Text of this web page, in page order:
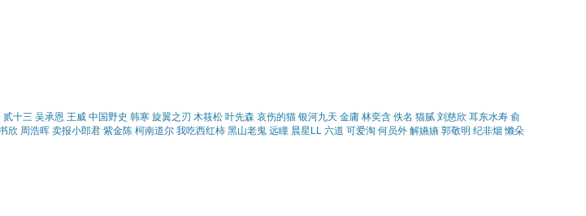
贰十三 吴承恩 王威 中国野史 韩寒 旋翼之刃 木筱松 叶先森 哀伤的猫 银河九天 金庸 林奕含 佚名 猫腻 刘慈欣 耳东水寿 俞
欣 周浩晖 卖报小郎君 紫金陈 柯南道尔 我吃西红柿 黑山老鬼 远瞳 晨星LL 六道 可爱淘 何员外 解嬿嬿 郭敬明 纪非烟 懒朵